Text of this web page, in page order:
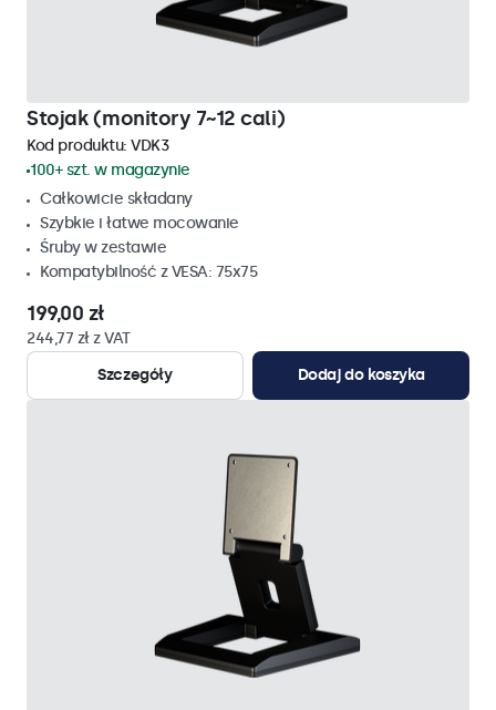
Stojak (monitory 7~12 cali)
Kod produktu: VDK3
100+ szt. w magazynie
Całkowicie składany
Szybkie i łatwe mocowanie
Śruby w zestawie
Kompatybilność z VESA: 75x75
199,00 zł
244,77 zł z VAT
Szczegóły
Dodaj do koszyka